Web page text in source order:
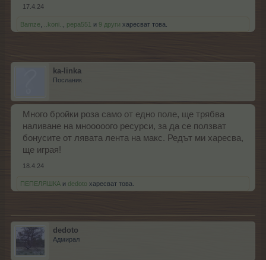
17.4.24
Bamze ..koni.. pepa551 и 9 други харесват това.
ka-linka
Посланик
Много бройки роза само от едно поле, ще трябва
наливане на мнооооого ресурси, за да се ползват
бонусите от лявата лента на макс. Редът ми харесва,
ще играя!
18.4.24
ПЕПЕЛЯШКА и dedoto харесват това.
dedoto
Адмирал